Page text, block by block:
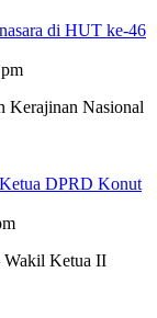
di HUT ke-46
Nasional
DPRD Konut
Ketua II